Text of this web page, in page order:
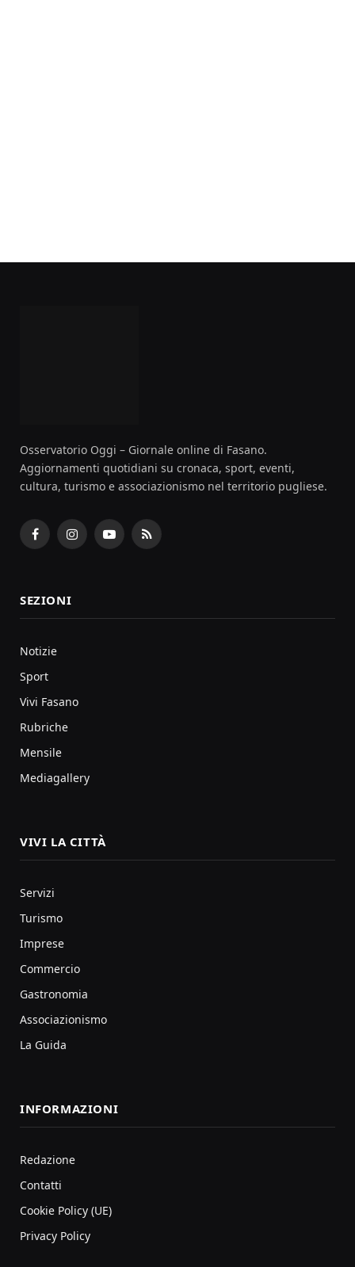
Osservatorio Oggi – Giornale online di Fasano.
Aggiornamenti quotidiani su cronaca, sport, eventi,
cultura, turismo e associazionismo nel territorio pugliese.
FacebookInstagramYouTubeRSS
SEZIONI
Notizie
Sport
Vivi Fasano
Rubriche
Mensile
Mediagallery
VIVI LA CITTÀ
Servizi
Turismo
Imprese
Commercio
Gastronomia
Associazionismo
La Guida
INFORMAZIONI
Redazione
Contatti
Cookie Policy (UE)
Privacy Policy